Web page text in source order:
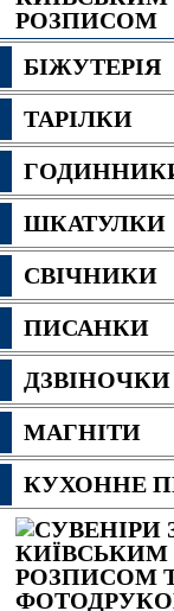
БІЖУТЕРІЯ
ТАРІЛКИ
ШКАТУЛКИ
СВІЧНИКИ
ПИСАНКИ
ДЗВІНОЧКИ
МАГНІТИ
КУХОННЕ